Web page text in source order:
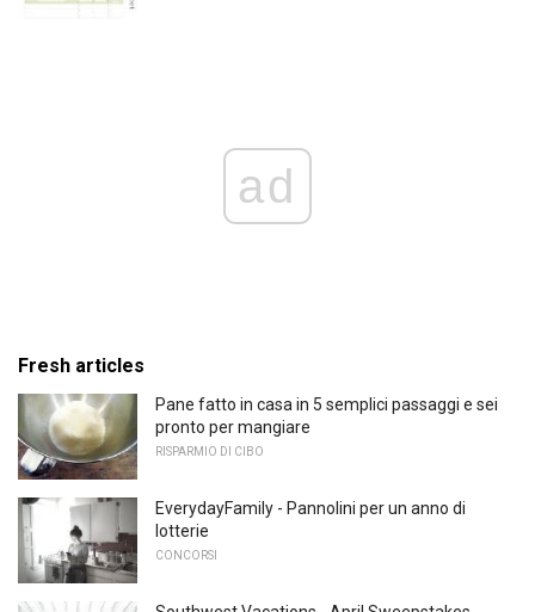
ad
Fresh articles
Pane fatto in casa in 5 semplici passaggi e sei
pronto per mangiare
RISPARMIO DI CIBO
EverydayFamily - Pannolini per un anno di
lotterie
CONCORSI